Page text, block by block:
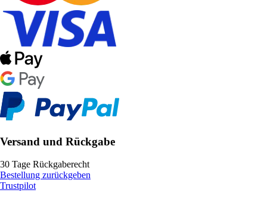
Versand und Rückgabe
30 Tage Rückgaberecht
Bestellung zurückgeben
Trustpilot